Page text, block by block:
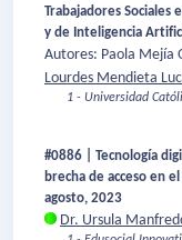
Trabajadores Sociales
y de Inteligencia
Autores: Paola Mejía
Lourdes Mendieta
1 - Universidad
#0886 | Tecnología
brecha de acceso en
agosto, 2023
Dr. Ursula